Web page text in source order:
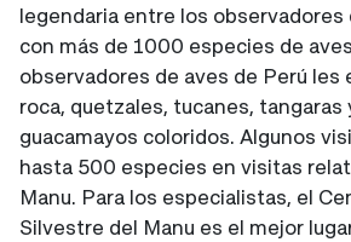
legendaria entre los observadores
con más de 1000 especies de
observadores de aves de Perú les
roca, quetzales, tucanes, tangaras
guacamayos coloridos. Algunos
hasta 500 especies en visitas
Manu. Para los especialistas, el
Silvestre del Manu es el mejor